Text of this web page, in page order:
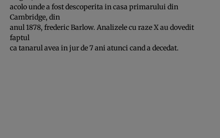
acolo unde a fost descoperita in casa primarului din
Cambridge, din
anul 1878, frederic Barlow. Analizele cu raze X au dovedit
faptul
ca tanarul avea in jur de 7 ani atunci cand a decedat.